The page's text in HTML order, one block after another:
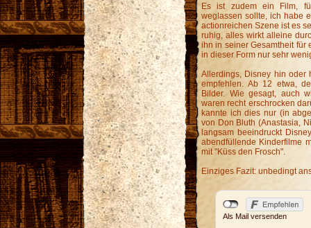
Es ist zudem ein Film,
weglassen sollte, ich habe
actionreichen Szene ist es
ruhig, alles wirkt alleine
ihn in seiner Gesamtheit für
in dieser Form nur sehr
Allerdings, Disney hin oder
empfehlen. Ab 12 etwa,
Bilder. Wie gesagt, auch
waren recht erschrocken
kannte ich dies nur (in
von Don Bluth (Anastasia,
langsam beeindruckt
abendfüllende Kinderfilme
mit "Küss den Frosch".
Einziges Fazit: unbedingt
Als Mail versenden